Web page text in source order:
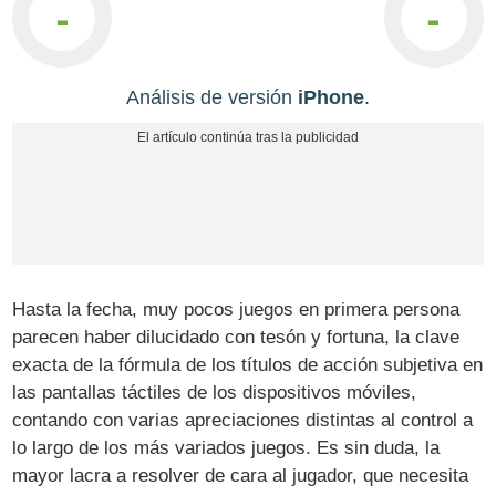
- -
Análisis de versión iPhone.
Hasta la fecha, muy pocos juegos en primera persona
parecen haber dilucidado con tesón y fortuna, la clave
exacta de la fórmula de los títulos de acción subjetiva en
las pantallas táctiles de los dispositivos móviles,
contando con varias apreciaciones distintas al control a
lo largo de los más variados juegos. Es sin duda, la
mayor lacra a resolver de cara al jugador, que necesita